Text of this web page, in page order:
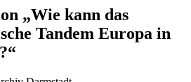
„Wie kann das
Tandem Europa in